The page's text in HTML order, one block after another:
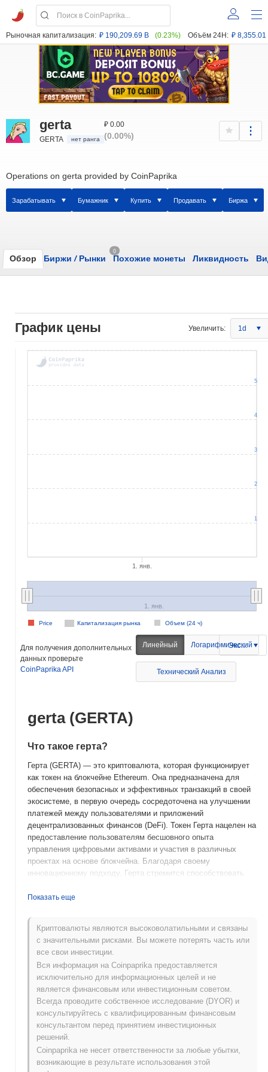
Рыночная капитализация: ₽ 190,209.69 B (0.23%) Объём 24H: ₽ 8,355.01
gerta
GERTA нет ранга
₽ 0.00
(0.00%)
Operations on gerta provided by CoinPaprika
Зарабатывать Бумажник Купить Продавать Биржа
Обзор Биржи /Рынки
0
Похожие монеты Ликвидность
График цены Увеличить: 1d
1. янв.
Капитализация рынка Объем (24 ч)
Price
1. янв.
1
2
3
4
5
Для получения дополнительных
данных проверьте
CoinPaprika API
Линейный Логарифмический
Экспорт
Технический Анализ
gerta (GERTA)
Что такое гертa?
Герта (GERTA) — это криптовалюта, которая функционирует
как токен на блокчейне Ethereum. Она предназначена для
обеспечения безопасных и эффективных транзакций в своей
экосистеме, в первую очередь сосредоточена на улучшении
платежей между пользователями и приложений
децентрализованных финансов (DeFi). Токен Герта нацелен на
предоставление пользователям бесшовного опыта
управления цифровыми активами и участия в различных
проектах на основе блокчейна. Благодаря своему
инновационному подходу, Герта стремится способствовать
экономике.
Когда и как началась герта?
Герта (GERTA) была запущена в 2021 году и разрабатывается
командой, сосредоточенной на создании децентрализованной
экосистемы для цифровых активов. Проект нацелен на
повышение вовлеченности пользователей и продвижение
инициатив, ориентированных на сообщество. Изначально
размещенная на различных криптовалютных биржах, Герта
стремилась утвердиться в конкурентной крипто-среде через
стратегические партнерства и взаимодействие с
сообществом. Ключевые события на ранних этапах ее
развития включают участие в конференциях по блокчейну и
сотрудничество с другими проектами для расширения ее
принятия и видимости.
Показать еще
Криптовалюты являются высоковолатильными и связаны
с значительными рисками. Вы можете потерять часть или
все свои инвестиции.
Вся информация на Coinpaprika предоставляется
исключительно для информационных целей и не
является финансовым или инвестиционным советом.
Всегда проводите собственное исследование (DYOR) и
консультируйтесь с квалифицированным финансовым
консультантом перед принятием инвестиционных
решений.
Coinpaprika не несет ответственности за любые убытки,
возникающие в результате использования этой